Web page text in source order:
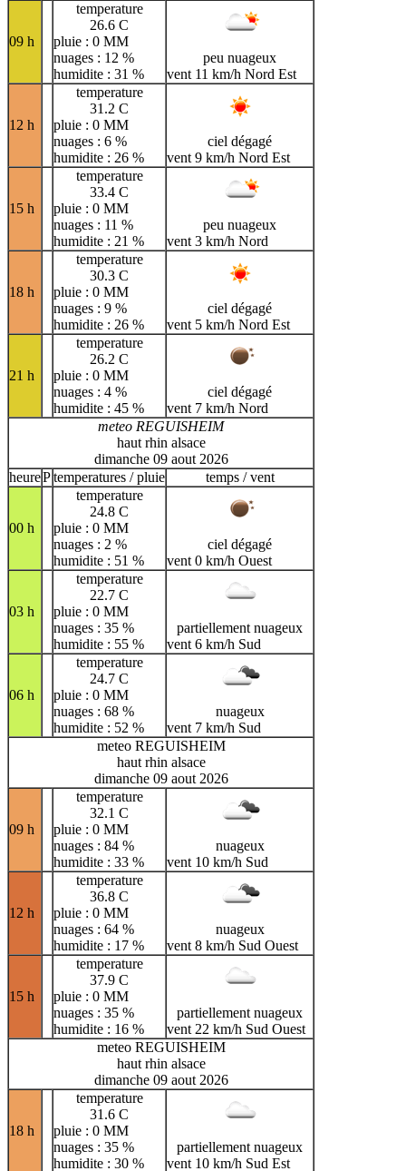
09 h
temperature
26.6 C
pluie : 0 MM
nuages : 12 %
humidite : 31 %
peu nuageux
vent 11 km/h Nord Est
12 h
temperature
31.2 C
pluie : 0 MM
nuages : 6 %
humidite : 26 %
ciel dégagé
vent 9 km/h Nord Est
15 h
temperature
33.4 C
pluie : 0 MM
nuages : 11 %
humidite : 21 %
peu nuageux
vent 3 km/h Nord
18 h
temperature
30.3 C
pluie : 0 MM
nuages : 9 %
humidite : 26 %
ciel dégagé
vent 5 km/h Nord Est
21 h
temperature
26.2 C
pluie : 0 MM
nuages : 4 %
humidite : 45 %
ciel dégagé
vent 7 km/h Nord
meteo REGUISHEIM
haut rhin alsace
dimanche 09 aout 2026
heurePtemperatures / pluie temps / vent
00 h
temperature
24.8 C
pluie : 0 MM
nuages : 2 %
humidite : 51 %
ciel dégagé
vent 0 km/h Ouest
03 h
temperature
22.7 C
pluie : 0 MM
nuages : 35 %
humidite : 55 %
partiellement nuageux
vent 6 km/h Sud
06 h
temperature
24.7 C
pluie : 0 MM
nuages : 68 %
humidite : 52 %
nuageux
vent 7 km/h Sud
meteo REGUISHEIM
haut rhin alsace
dimanche 09 aout 2026
09 h
temperature
32.1 C
pluie : 0 MM
nuages : 84 %
humidite : 33 %
nuageux
vent 10 km/h Sud
12 h
temperature
36.8 C
pluie : 0 MM
nuages : 64 %
humidite : 17 %
nuageux
vent 8 km/h Sud Ouest
15 h
temperature
37.9 C
pluie : 0 MM
nuages : 35 %
humidite : 16 %
partiellement nuageux
vent 22 km/h Sud Ouest
meteo REGUISHEIM
haut rhin alsace
dimanche 09 aout 2026
18 h
temperature
31.6 C
pluie : 0 MM
nuages : 35 %
humidite : 30 %
partiellement nuageux
vent 10 km/h Sud Est